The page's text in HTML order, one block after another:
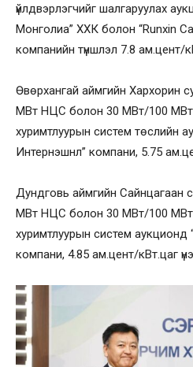
үйлдвэрлэгчийг шалгаруулах
Монголиа” ХХК болон “Runxin
компанийн түншлэл 7.8 ам.цент/
Өвөрхангай аймгийн Хархорин
МВт НЦС болон 30 МВт/100
хуримтлуурын систем төслийн
Интернэшнл” компани, 5.75
Дундговь аймгийн Сайнцагаан
МВт НЦС болон 30 МВт/100
хуримтлуурын систем аукционд
компани, 4.85 ам.цент/кВт.цаг